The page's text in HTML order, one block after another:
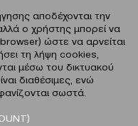
αποδέχονται την
ο χρήστης μπορεί να
ώστε να αρνείται
τη λήψη cookies,
μέσω του δικτυακού
διαθέσιμες, ενώ
σωστά.